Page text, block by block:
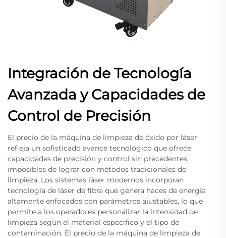
Integración de Tecnología
Avanzada y Capacidades de
Control de Precisión
El precio de la máquina de limpieza de óxido por láser
refleja un sofisticado avance tecnológico que ofrece
capacidades de precisión y control sin precedentes,
imposibles de lograr con métodos tradicionales de
limpieza. Los sistemas láser modernos incorporan
tecnología de láser de fibra que genera haces de energía
altamente enfocados con parámetros ajustables, lo que
permite a los operadores personalizar la intensidad de
limpieza según el material específico y el tipo de
contaminación. El precio de la máquina de limpieza de